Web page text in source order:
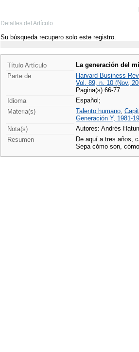
Detalles del Artículo
Su búsqueda recupero solo este registro.
Título Artículo
La generación del
Parte de
Harvard Business
Vol. 89, n. 10 (Nov,
Pagina(s) 66-77
Idioma
Español;
Materia(s)
Talento humano;
Generación Y, 1981-
Nota(s)
Autores: Andrés
Resumen
De aquí a tres años,
Sepa cómo son,